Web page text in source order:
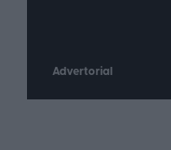
Advertorial